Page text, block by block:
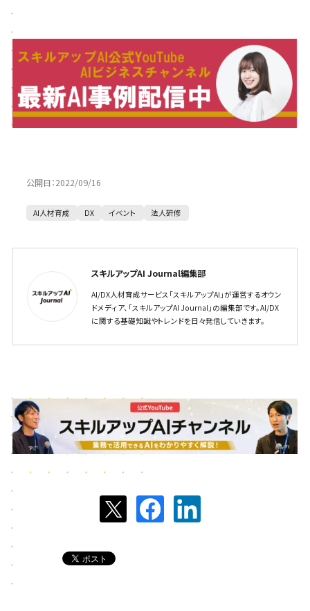
公開日：2022/09/16
AI人材育成 DX イベント 法人研修
スキルアップAI Journal編集部
AI/DX人材育成サービス「スキルアップAI」が運営するオウン
ドメディア、「スキルアップAI Journal」の編集部です。AI/DX
に関する基礎知識やトレンドを日々発信していきます。